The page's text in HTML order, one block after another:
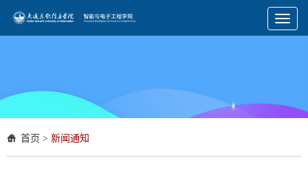
Toggle
首页 > 新闻通知